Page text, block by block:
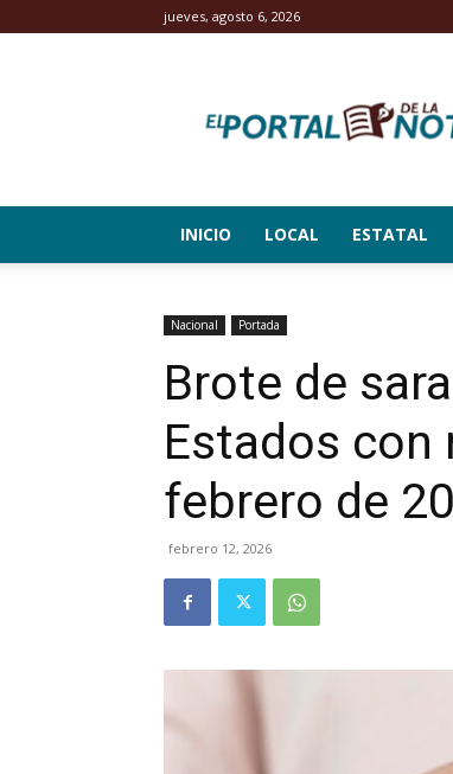
jueves, agosto 6, 2026
Portal
de
INICIO LOCAL ESTATAL
Nacional Portada
Brote de
Estados con
febrero de
febrero 12, 2026